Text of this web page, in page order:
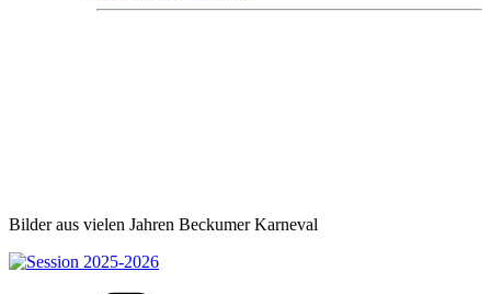
Bilder aus vielen Jahren Beckumer Karneval